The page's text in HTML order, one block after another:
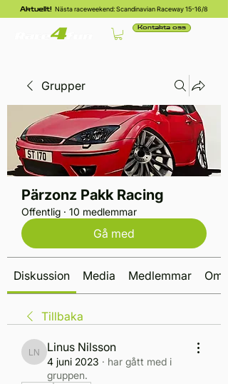
Aktuellt! Nästa raceweekend: Scandinavian Raceway 15-16/8
Kontakta oss
Grupper
Pärzonz Pakk Racing
Offentlig · 10 medlemmar
Gå med
Diskussion Media Medlemmar Om
Tillbaka
Linus Nilsson
Linus Nilsson
4 juni 2023 · har gått med i
gruppen.